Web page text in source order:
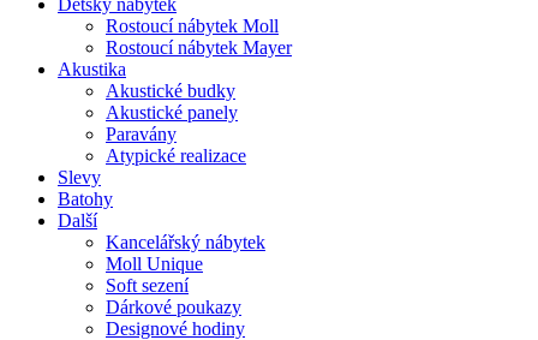
Rostoucí nábytek Moll
Rostoucí nábytek Mayer
Akustika
Akustické budky
Akustické panely
Paravány
Atypické realizace
Slevy
Batohy
Další
Kancelářský nábytek
Moll Unique
Soft sezení
Dárkové poukazy
Designové hodiny